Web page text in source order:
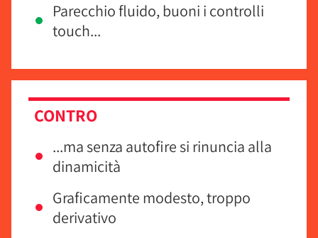
Parecchio fluido, buoni i controlli
touch...
CONTRO
...ma senza autofire si rinuncia alla
dinamicità
Graficamente modesto, troppo
derivativo